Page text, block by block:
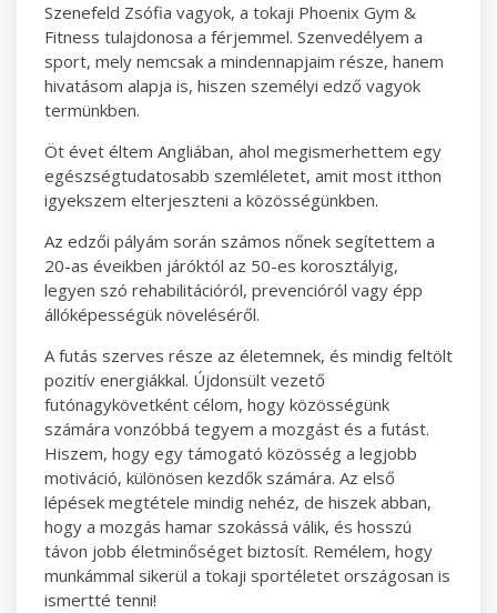
Szenefeld Zsófia vagyok, a tokaji Phoenix Gym &
Fitness tulajdonosa a férjemmel. Szenvedélyem a
sport, mely nemcsak a mindennapjaim része, hanem
hivatásom alapja is, hiszen személyi edző vagyok
termünkben.
Öt évet éltem Angliában, ahol megismerhettem egy
egészségtudatosabb szemléletet, amit most itthon
igyekszem elterjeszteni a közösségünkben.
Az edzői pályám során számos nőnek segítettem a
20-as éveikben járóktól az 50-es korosztályig,
legyen szó rehabilitációról, prevencióról vagy épp
állóképességük növeléséről.
A futás szerves része az életemnek, és mindig feltölt
pozitív energiákkal. Újdonsült vezető
futónagykövetként célom, hogy közösségünk
számára vonzóbbá tegyem a mozgást és a futást.
Hiszem, hogy egy támogató közösség a legjobb
motiváció, különösen kezdők számára. Az első
lépések megtétele mindig nehéz, de hiszek abban,
hogy a mozgás hamar szokássá válik, és hosszú
távon jobb életminőséget biztosít. Remélem, hogy
munkámmal sikerül a tokaji sportéletet országosan is
ismertté tenni!